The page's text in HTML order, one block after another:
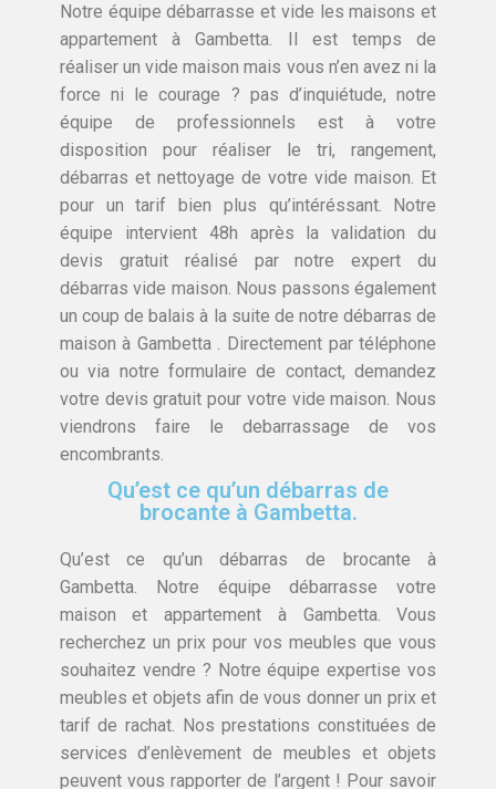
Notre équipe débarrasse et vide les maisons et
appartement à Gambetta. Il est temps de
réaliser un vide maison mais vous n’en avez ni la
force ni le courage ? pas d’inquiétude, notre
équipe de professionnels est à votre
disposition pour réaliser le tri, rangement,
débarras et nettoyage de votre vide maison. Et
pour un tarif bien plus qu’intéréssant. Notre
équipe intervient 48h après la validation du
devis gratuit réalisé par notre expert du
débarras vide maison. Nous passons également
un coup de balais à la suite de notre débarras de
maison à Gambetta . Directement par téléphone
ou via notre formulaire de contact, demandez
votre devis gratuit pour votre vide maison. Nous
viendrons faire le debarrassage de vos
encombrants.
Qu’est ce qu’un débarras de
brocante à Gambetta.
Qu’est ce qu’un débarras de brocante à
Gambetta. Notre équipe débarrasse votre
maison et appartement à Gambetta. Vous
recherchez un prix pour vos meubles que vous
souhaitez vendre ? Notre équipe expertise vos
meubles et objets afin de vous donner un prix et
tarif de rachat. Nos prestations constituées de
services d’enlèvement de meubles et objets
peuvent vous rapporter de l’argent ! Pour savoir